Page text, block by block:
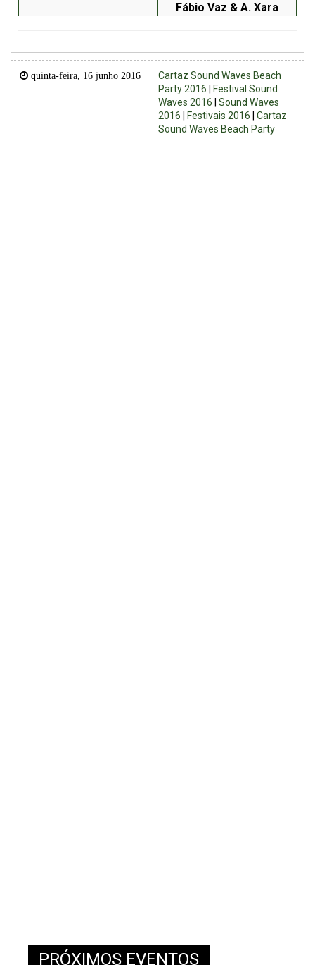
Fábio Vaz & A. Xara
quinta-feira, 16 junho 2016
Cartaz Sound Waves Beach
Party 2016
Festival Sound
Waves 2016 |Sound Waves
2016
Festivais 2016 |Cartaz
Sound Waves Beach Party
PRÓXIMOS EVENTOS